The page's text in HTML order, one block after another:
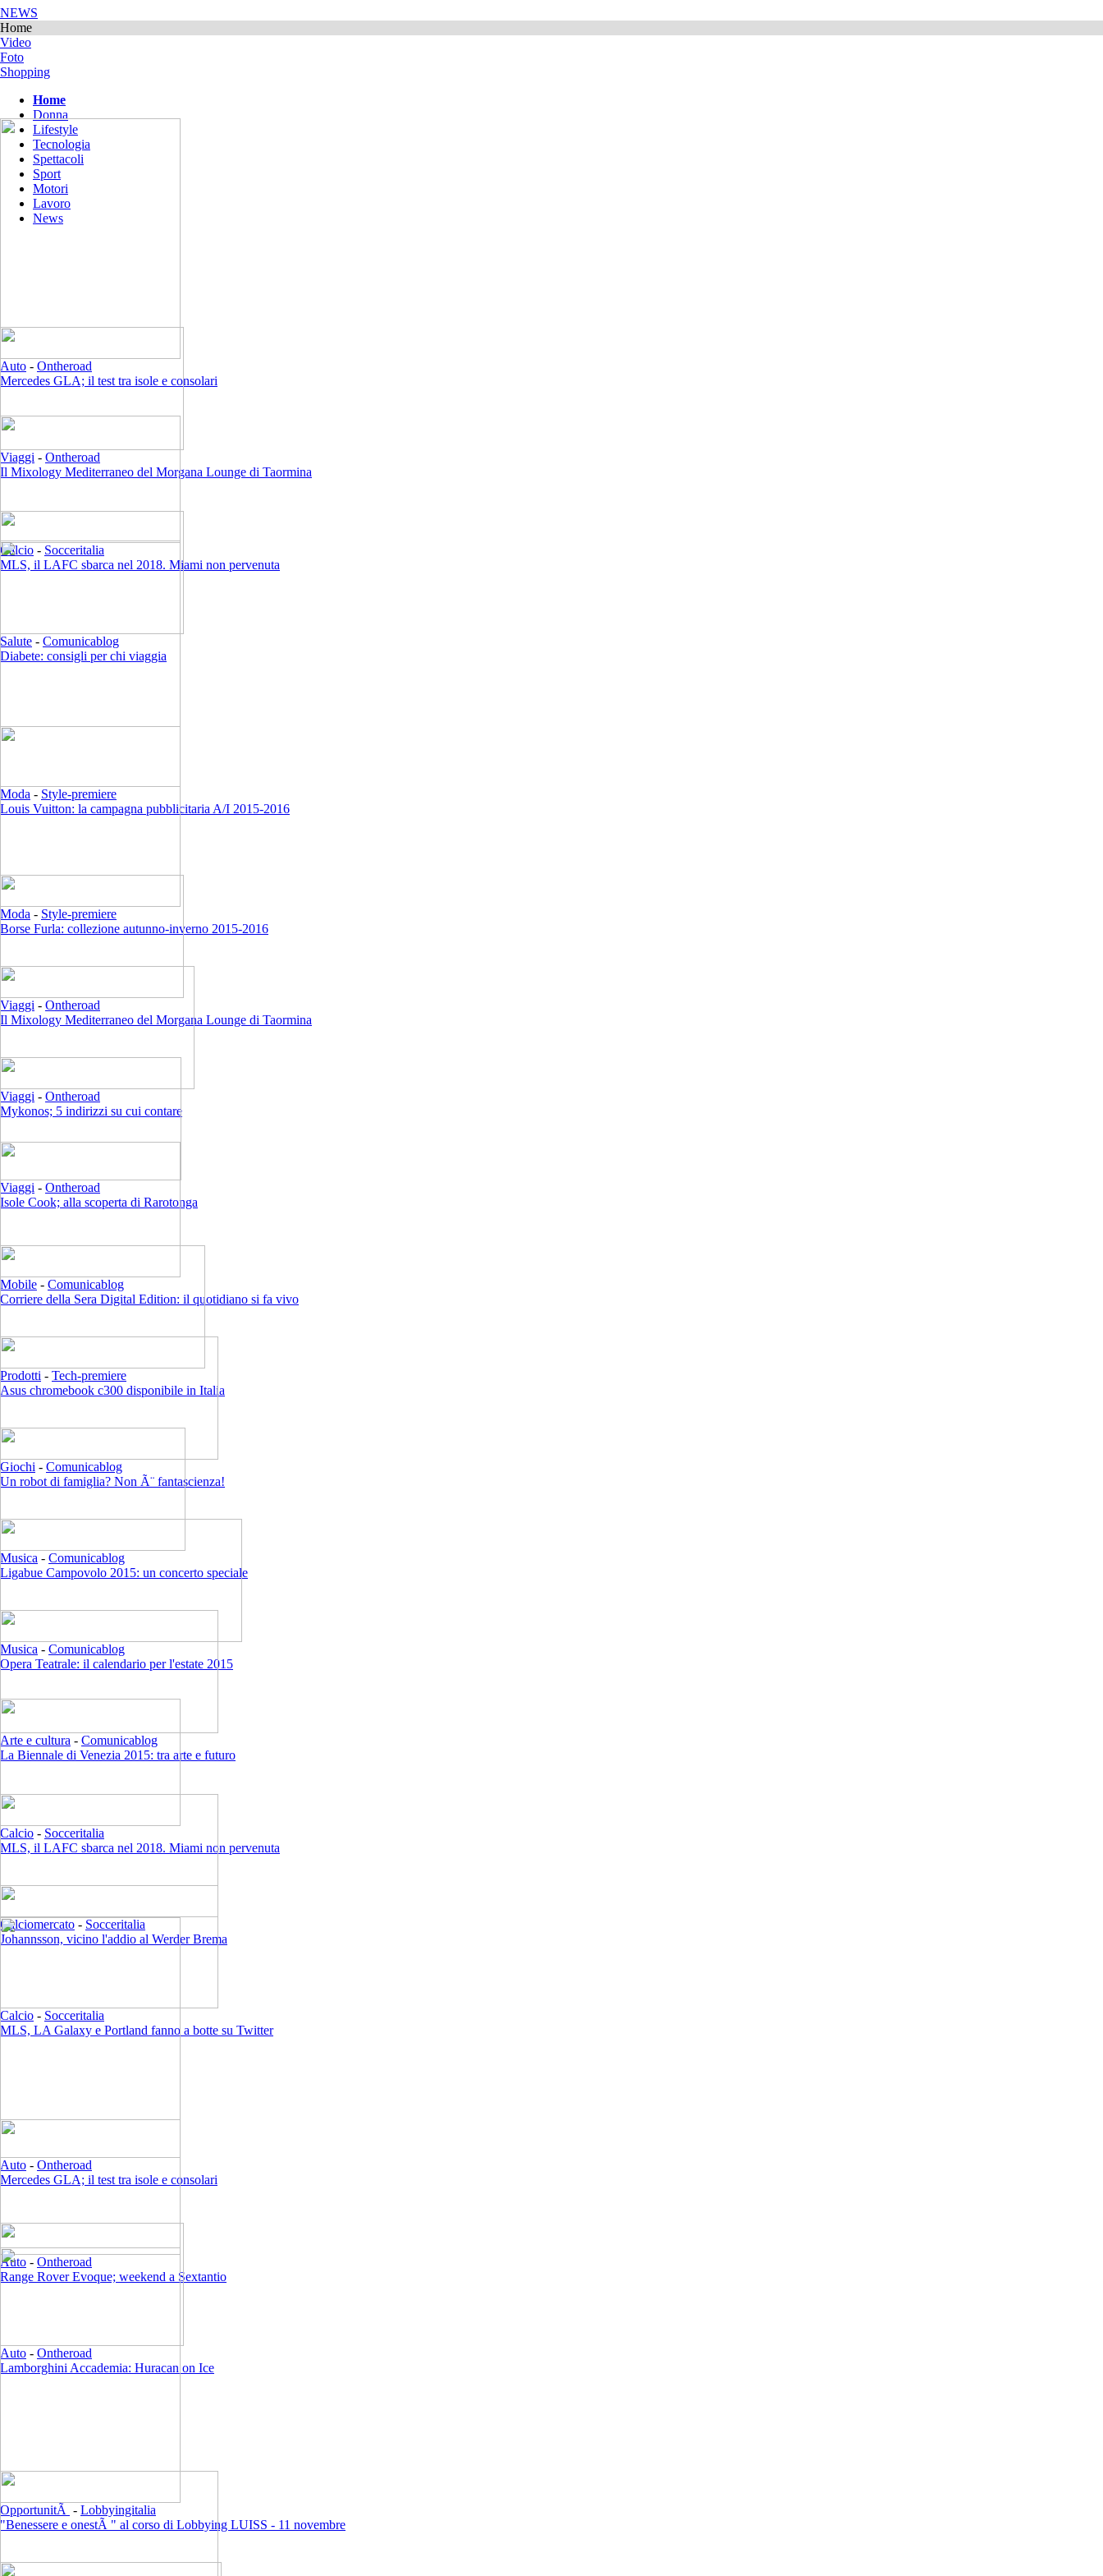
NEWS
Home
Video
Foto
Shopping
Home
Donna
Lifestyle
Tecnologia
Spettacoli
Sport
Motori
Lavoro
News
Auto - Ontheroad
Mercedes GLA; il test tra isole e consolari
Viaggi - Ontheroad
Il Mixology Mediterraneo del Morgana Lounge di Taormina
Calcio - Socceritalia
MLS, il LAFC sbarca nel 2018. Miami non pervenuta
Salute - Comunicablog
Diabete: consigli per chi viaggia
Moda - Style-premiere
Louis Vuitton: la campagna pubblicitaria A/I 2015-2016
Moda - Style-premiere
Borse Furla: collezione autunno-inverno 2015-2016
Viaggi - Ontheroad
Il Mixology Mediterraneo del Morgana Lounge di Taormina
Viaggi - Ontheroad
Mykonos; 5 indirizzi su cui contare
Viaggi - Ontheroad
Isole Cook; alla scoperta di Rarotonga
Mobile - Comunicablog
Corriere della Sera Digital Edition: il quotidiano si fa vivo
Prodotti - Tech-premiere
Asus chromebook c300 disponibile in Italia
Giochi - Comunicablog
Un robot di famiglia? Non Ã¨ fantascienza!
Musica - Comunicablog
Ligabue Campovolo 2015: un concerto speciale
Musica - Comunicablog
Opera Teatrale: il calendario per l'estate 2015
Arte e cultura - Comunicablog
La Biennale di Venezia 2015: tra arte e futuro
Calcio - Socceritalia
MLS, il LAFC sbarca nel 2018. Miami non pervenuta
Calciomercato - Socceritalia
Johannsson, vicino l'addio al Werder Brema
Calcio - Socceritalia
MLS, LA Galaxy e Portland fanno a botte su Twitter
Auto - Ontheroad
Mercedes GLA; il test tra isole e consolari
Auto - Ontheroad
Range Rover Evoque; weekend a Sextantio
Auto - Ontheroad
Lamborghini Accademia: Huracan on Ice
OpportunitÃ - Lobbyingitalia
"Benessere e onestÃ " al corso di Lobbying LUISS - 11 novembre